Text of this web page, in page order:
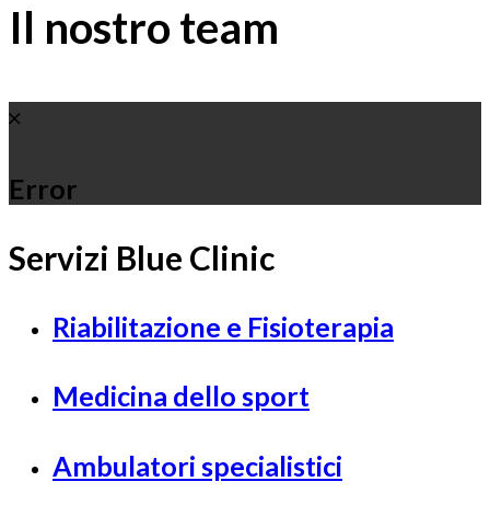
Il nostro team
Error
Servizi Blue Clinic
Riabilitazione e Fisioterapia
Medicina dello sport
Ambulatori specialistici